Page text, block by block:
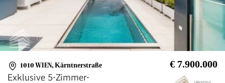
1010 WIEN, Kärntnerstraße € 7.900.000
Exklusive 5-Zimmer-